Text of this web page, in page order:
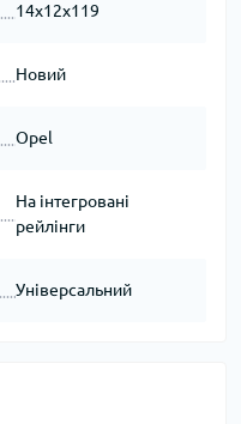
14x12x119
Новий
Opel
На інтегровані
рейлінги
Універсальний